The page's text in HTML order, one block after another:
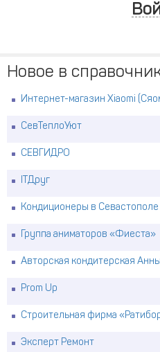
Новое в
Интернет-магазин Xiaomi
СевТеплоУют
СЕВГИДРО
ITДруг
Кондиционеры в Севастополе
Группа аниматоров «Фиеста»
Авторская кондитерская
Prom Up
Строительная фирма
Эксперт Ремонт